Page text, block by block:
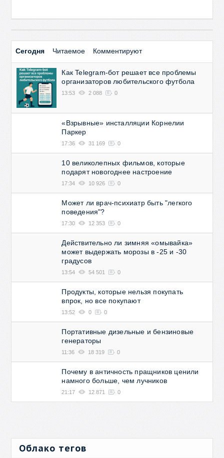
Сегодня Читаемое Комментируют
Как Telegram-бот решает все проблемы
организаторов любительского футбола
13:53 2 088 0
«Взрывные» инсталляции Корнелии
Паркер
17:36 31 169 0
10 великолепных фильмов, которые
подарят новогоднее настроение
17:34 10 926 0
Может ли врач-психиатр быть "легкого
поведения"?
17:30 12 353 0
Действительно ли зимняя «омывайка»
может выдержать морозы в -25 и -30
градусов
13:54 54 501 0
Продукты, которые нельзя покупать
впрок, но все покупают
13:52 0 0
Портативные дизельные и бензиновые
генераторы
11:36 18 319 0
Почему в античность пращников ценили
намного больше, чем лучников
21:17 12 871 0
Облако тегов